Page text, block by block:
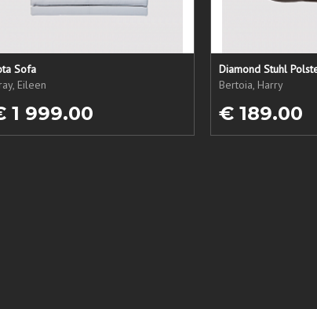
Sofa
Eileen
1 999.00
Diamond Stuhl
Bertoia, Harry
€ 189.00